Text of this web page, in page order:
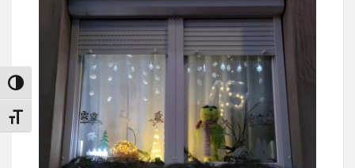
Nagy kontraszt váltása
Betűméret váltása